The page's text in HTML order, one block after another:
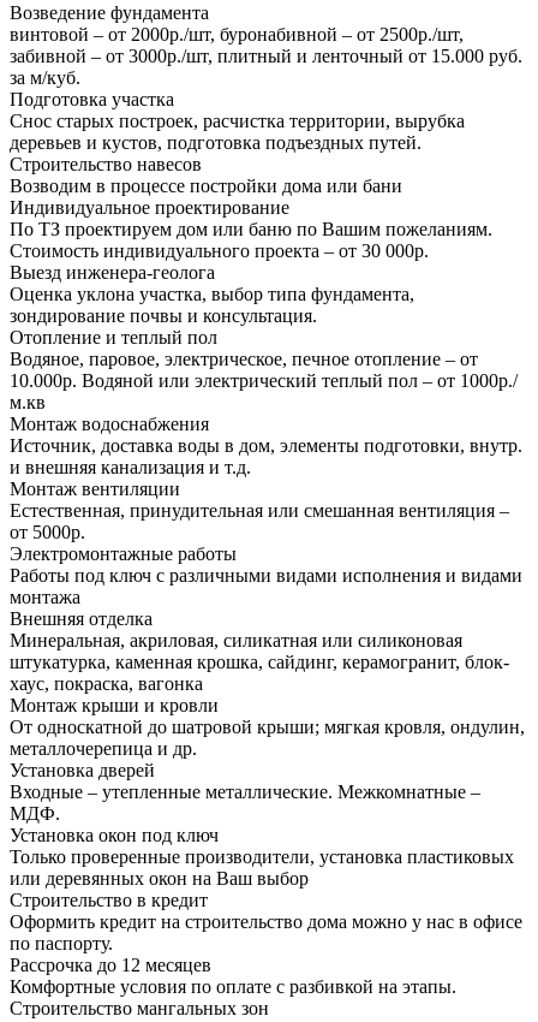
Возведение фундамента
винтовой – от 2000р./шт, буронабивной – от 2500р./шт,
забивной – от 3000р./шт, плитный и ленточный от 15.000 руб.
за м/куб.
Подготовка участка
Снос старых построек, расчистка территории, вырубка
деревьев и кустов, подготовка подъездных путей.
Строительство навесов
Возводим в процессе постройки дома или бани
Индивидуальное проектирование
По ТЗ проектируем дом или баню по Вашим пожеланиям.
Стоимость индивидуального проекта – от 30 000р.
Выезд инженера-геолога
Оценка уклона участка, выбор типа фундамента,
зондирование почвы и консультация.
Отопление и теплый пол
Водяное, паровое, электрическое, печное отопление – от
10.000р. Водяной или электрический теплый пол – от 1000р./
м.кв
Монтаж водоснабжения
Источник, доставка воды в дом, элементы подготовки, внутр.
и внешняя канализация и т.д.
Монтаж вентиляции
Естественная, принудительная или смешанная вентиляция –
от 5000р.
Электромонтажные работы
Работы под ключ с различными видами исполнения и видами
монтажа
Внешняя отделка
Минеральная, акриловая, силикатная или силиконовая
штукатурка, каменная крошка, сайдинг, керамогранит, блок-
хаус, покраска, вагонка
Монтаж крыши и кровли
От односкатной до шатровой крыши; мягкая кровля, ондулин,
металлочерепица и др.
Установка дверей
Входные – утепленные металлические. Межкомнатные –
МДФ.
Установка окон под ключ
Только проверенные производители, установка пластиковых
или деревянных окон на Ваш выбор
Строительство в кредит
Оформить кредит на строительство дома можно у нас в офисе
по паспорту.
Рассрочка до 12 месяцев
Комфортные условия по оплате с разбивкой на этапы.
Строительство мангальных зон